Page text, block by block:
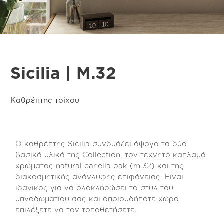
Sicilia | M.32
Καθρέπτης τοίχου
Ο καθρέπτης Sicilia συνδυάζει άψογα τα δύο
βασικά υλικά της Collection, τον τεχνητό καπλαμά
χρώματος natural canella oak (m.32) και της
διακοσμητικής ανάγλυφης επιφάνειας. Είναι
ιδανικός για να ολοκληρώσει το στυλ του
υπνοδωματίου σας και οποιουδήποτε χώρο
επιλέξετε να τον τοποθετήσετε.